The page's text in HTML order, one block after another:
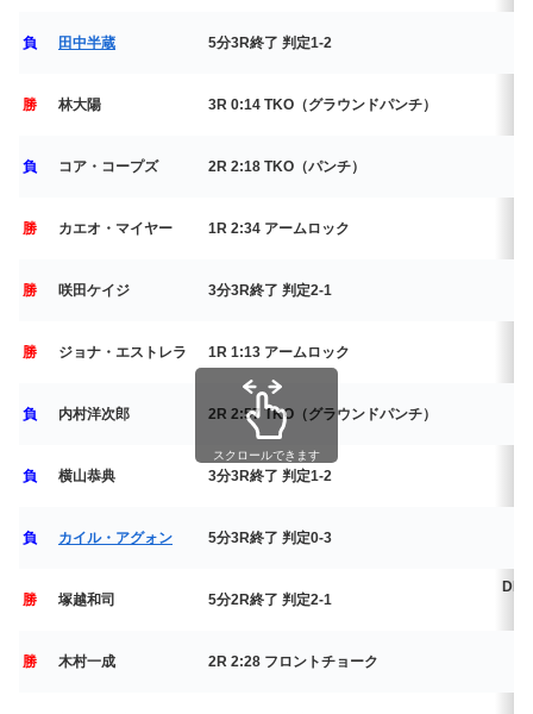
負 田中半蔵 5分3R終了 判定1-2
勝 林大陽 3R 0:14 TKO（グラウンドパンチ）
負 コア・コープズ
2R 2:18 TKO（パンチ）
勝 カエオ・マイヤー
1R 2:34 アームロック
勝 咲田ケイジ
3分3R終了 判定2-1
勝 ジョナ・エストレラ
1R 1:13 アームロック
負 内村洋次郎 2R 2:57 TKO（グラウンドパンチ）
負 横山恭典 3分3R終了 判定1-2
負 カイル・アグォン 5分3R終了 判定0-3
勝 塚越和司 5分2R終了 判定2-1
勝 木村一成 2R 2:28 フロントチョーク
スクロールできます